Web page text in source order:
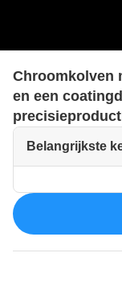
Chroomkolven
en een
Belangrijkste